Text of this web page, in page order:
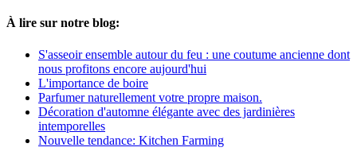
À lire sur notre blog:
S'asseoir ensemble autour du feu : une coutume ancienne dont
nous profitons encore aujourd'hui
L'importance de boire
Parfumer naturellement votre propre maison.
Décoration d'automne élégante avec des jardinières
intemporelles
Nouvelle tendance: Kitchen Farming